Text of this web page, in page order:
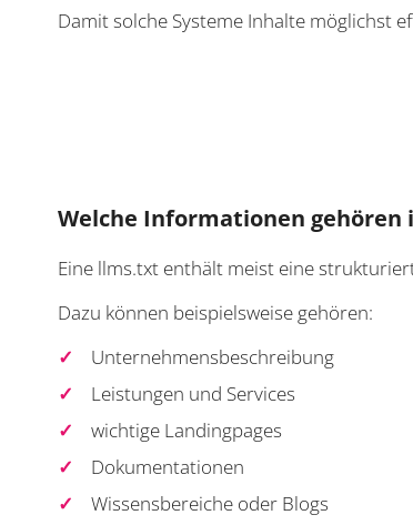
Damit solche Systeme Inhalte möglichst
Welche Informationen gehören
Eine llms.txt enthält meist eine
Dazu können beispielsweise gehören:
Unternehmensbeschreibung
Leistungen und Services
wichtige Landingpages
Dokumentationen
Wissensbereiche oder Blogs